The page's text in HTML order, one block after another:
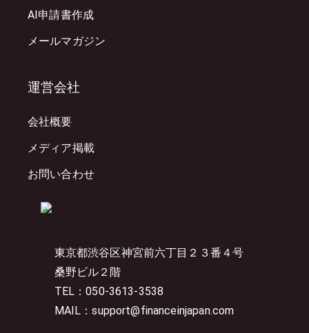
東京都渋谷区神宮前六丁目２３番４号
桑野ビル２階
TEL：050-3613-3538
MAIL：support@financeinjapan.com
AI申請書作成
メールマガジン
運営会社
会社概要
メディア掲載
お問い合わせ